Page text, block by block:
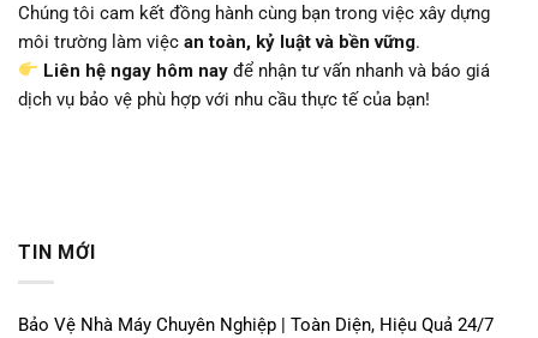
Chúng tôi cam kết đồng hành cùng bạn trong việc xây dựng
môi trường làm việc an toàn, kỷ luật và bền vững.
Liên hệ ngay hôm nay để nhận tư vấn nhanh và báo giá
dịch vụ bảo vệ phù hợp với nhu cầu thực tế của bạn!
TIN MỚI
Bảo Vệ Nhà Máy Chuyên Nghiệp | Toàn Diện, Hiệu Quả 24/7